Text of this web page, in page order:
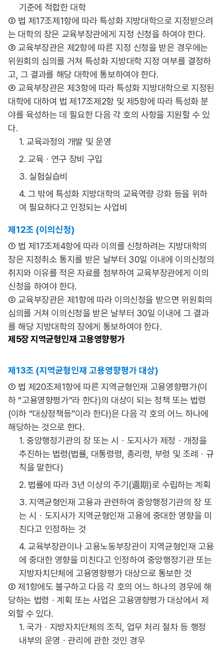
기준에 적합한 대학
② 법 제17조제1항에 따라 특성화 지방대학으로 지정받으려
는 대학의 장은 교육부장관에게 지정 신청을 하여야 한다.
③ 교육부장관은 제2항에 따른 지정 신청을 받은 경우에는
위원회의 심의를 거쳐 특성화 지방대학 지정 여부를 결정하
고, 그 결과를 해당 대학에 통보하여야 한다.
④ 교육부장관은 제3항에 따라 특성화 지방대학으로 지정된
대학에 대하여 법 제17조제2항 및 제5항에 따라 특성화 분
야를 육성하는 데 필요한 다음 각 호의 사항을 지원할 수 있
다.
1. 교육과정의 개발 및 운영
2. 교육ㆍ연구 장비 구입
3. 실험실습비
4. 그 밖에 특성화 지방대학의 교육역량 강화 등을 위하
여 필요하다고 인정되는 사업비
제12조 (이의신청)
① 법 제17조제4항에 따라 이의를 신청하려는 지방대학의
장은 지정취소 통지를 받은 날부터 30일 이내에 이의신청의
취지와 이유를 적은 자료를 첨부하여 교육부장관에게 이의
신청을 하여야 한다.
② 교육부장관은 제1항에 따라 이의신청을 받으면 위원회의
심의를 거쳐 이의신청을 받은 날부터 30일 이내에 그 결과
를 해당 지방대학의 장에게 통보하여야 한다.
제5장지역균형인재 고용영향평가
제13조 (지역균형인재 고용영향평가 대상)
① 법 제20조제1항에 따른 지역균형인재 고용영향평가(이
하 “고용영향평가”라 한다)의 대상이 되는 정책 또는 법령
(이하 “대상정책등”이라 한다)은 다음 각 호의 어느 하나에
해당하는 것으로 한다.
1. 중앙행정기관의 장 또는 시ㆍ도지사가 제정ㆍ개정을
추진하는 법령(법률, 대통령령, 총리령, 부령 및 조례ㆍ규
칙을 말한다)
2. 법률에 따라 3년 이상의 주기(週期)로 수립하는 계획
3. 지역균형인재 고용과 관련하여 중앙행정기관의 장 또
는 시ㆍ도지사가 지역균형인재 고용에 중대한 영향을 미
친다고 인정하는 것
4. 교육부장관이나 고용노동부장관이 지역균형인재 고용
에 중대한 영향을 미친다고 인정하여 중앙행정기관 또는
지방자치단체에 고용영향평가 대상으로 통보한 것
② 제1항에도 불구하고 다음 각 호의 어느 하나의 경우에 해
당하는 법령ㆍ계획 또는 사업은 고용영향평가 대상에서 제
외할 수 있다.
1. 국가ㆍ지방자치단체의 조직, 업무 처리 절차 등 행정
내부의 운영ㆍ관리에 관한 것인 경우